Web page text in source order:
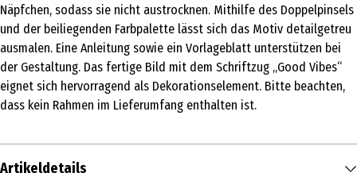
Näpfchen, sodass sie nicht austrocknen. Mithilfe des Doppelpinsels
und der beiliegenden Farbpalette lässt sich das Motiv detailgetreu
ausmalen. Eine Anleitung sowie ein Vorlageblatt unterstützen bei
der Gestaltung. Das fertige Bild mit dem Schriftzug „Good Vibes“
eignet sich hervorragend als Dekorationselement. Bitte beachten,
dass kein Rahmen im Lieferumfang enthalten ist.
Artikeldetails